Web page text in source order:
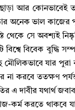
আর কোনভাবেই
অনেক ভাল কাজের
থেকে সে অবশ্যই
বিবেক বুদ্ধি
মৌলিকভাবে যার পুরা
না করবে ততক্ষণ
এ দাবীর যথার্থ
করতে থাকবে যা